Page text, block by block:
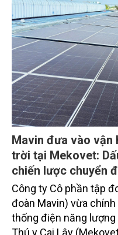
Mavin đưa vào vận
trời tại Mekovet:
chiến lược chuyển
Công ty Cô phần tập
đoàn Mavin) vừa
thống điện năng
Thú y Cai Lậy